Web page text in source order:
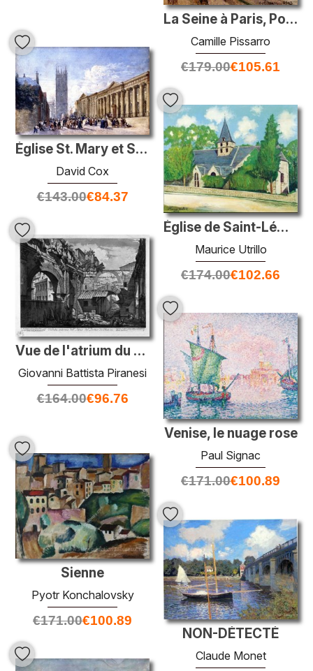
La Seine à Paris, Pont Royal
Camille Pissarro
€179.00€105.61
Église St. Mary et Shire Hall, Warwick
David Cox
€143.00€84.37
Église de Saint-Léman
Maurice Utrillo
€174.00€102.66
Vue de l'atrium du portique d'Octavia
Giovanni Battista Piranesi
€164.00€96.76
Venise, le nuage rose
Paul Signac
€171.00€100.89
Sienne
Pyotr Konchalovsky
€171.00€100.89
NON-DÉTECTÉ
Claude Monet